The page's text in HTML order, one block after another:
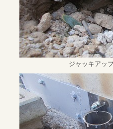
ジャッキアッ